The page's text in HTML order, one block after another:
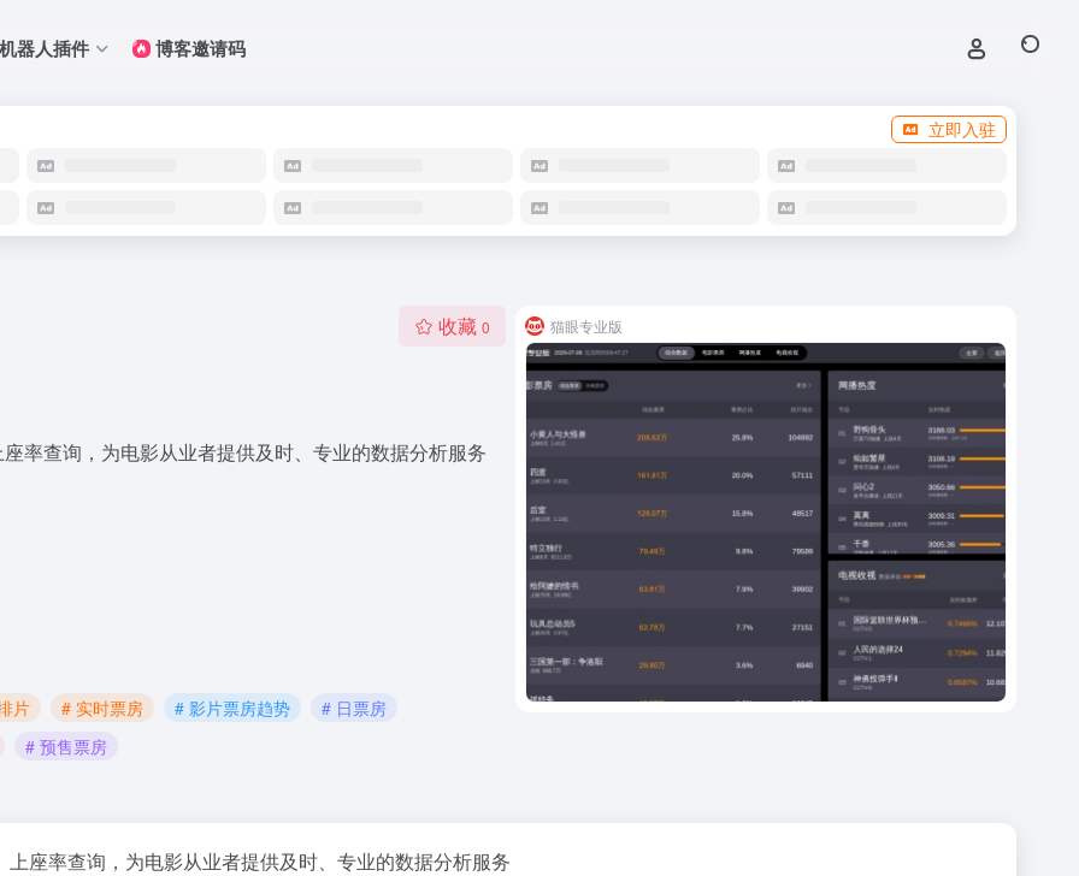
器人插件 博客邀请码
立即入驻
收藏 0
率查询，为电影从业者提供及时、专业的数据分析服务
片 # 实时票房 # 影片票房趋势
# 日票房
# 预售票房
猫眼专业版
座率查询，为电影从业者提供及时、专业的数据分析服务